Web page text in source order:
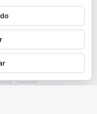
34
39
44
49